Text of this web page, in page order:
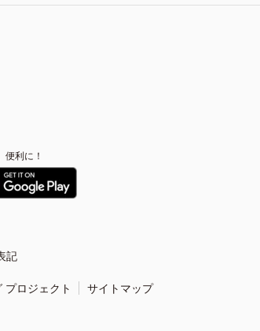
利に！
記
プロジェクト サイトマップ